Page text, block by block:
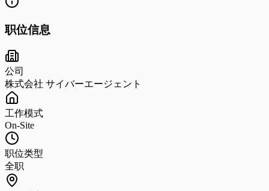
职位信息
公司
株式会社 サイバーエージェント
工作模式
On-Site
职位类型
全职